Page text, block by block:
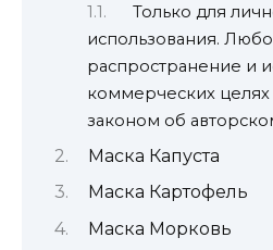
Только для
использования.
распространение и
коммерческих
законом об
Маска Капуста
Маска Картофель
Маска Морковь